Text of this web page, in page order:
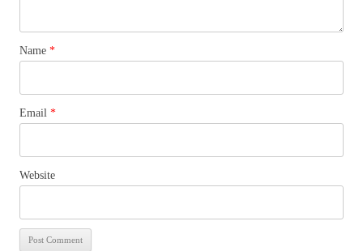
Name *
Email *
Website